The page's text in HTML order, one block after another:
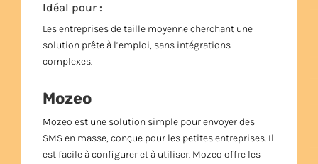
Idéal pour :
Les entreprises de taille moyenne cherchant une
solution prête à l’emploi, sans intégrations
complexes.
Mozeo
Mozeo est une solution simple pour envoyer des
SMS en masse, conçue pour les petites entreprises. Il
est facile à configurer et à utiliser. Mozeo offre les